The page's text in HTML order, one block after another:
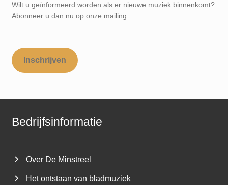
Wilt u geïnformeerd worden als er nieuwe muziek binnenkomt?
Abonneer u dan nu op onze mailing.
Inschrijven
Bedrijfsinformatie
Over De Minstreel
Het ontstaan van bladmuziek